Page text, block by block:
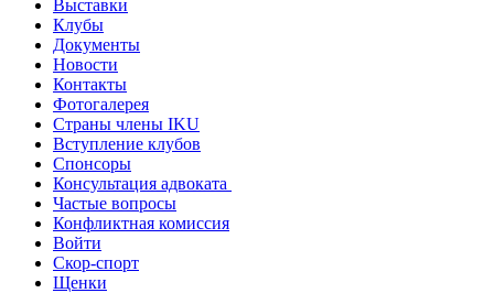
Выставки
Клубы
Документы
Новости
Контакты
Фотогалерея
Страны члены IKU
Вступление клубов​
Спонсоры
Консультация адвоката ​
Частые вопросы
Конфликтная комиссия
Войти
Скор-спорт
Щенки